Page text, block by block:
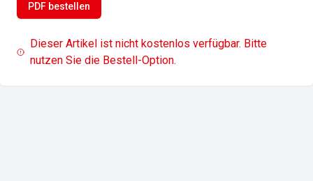
PDF bestellen
Dieser Artikel ist nicht kostenlos verfügbar. Bitte
nutzen Sie die Bestell-Option.